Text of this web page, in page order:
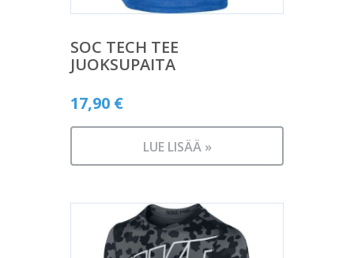
SOC TECH TEE
JUOKSUPAITA
17,90 €
LUE LISÄÄ »